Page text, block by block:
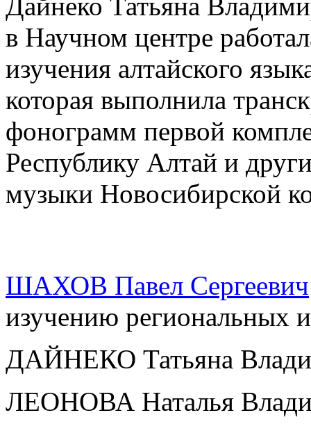
в Научном центре
изучения алтайского
которая выполнила
фонограмм первой
Республику Алтай и
музыки Новосибирской
ШАХОВ Павел Сергеевич
изучению региональных
ДАЙНЕКО Татьяна
ЛЕОНОВА Наталья